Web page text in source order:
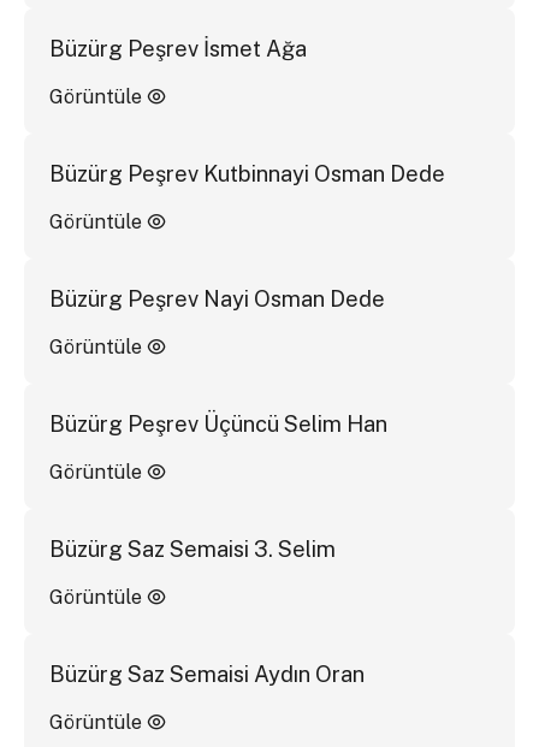
Büzürg Peşrev İsmet Ağa
Görüntüle
Büzürg Peşrev Kutbinnayi Osman Dede
Görüntüle
Büzürg Peşrev Nayi Osman Dede
Görüntüle
Büzürg Peşrev Üçüncü Selim Han
Görüntüle
Büzürg Saz Semaisi 3. Selim
Görüntüle
Büzürg Saz Semaisi Aydın Oran
Görüntüle